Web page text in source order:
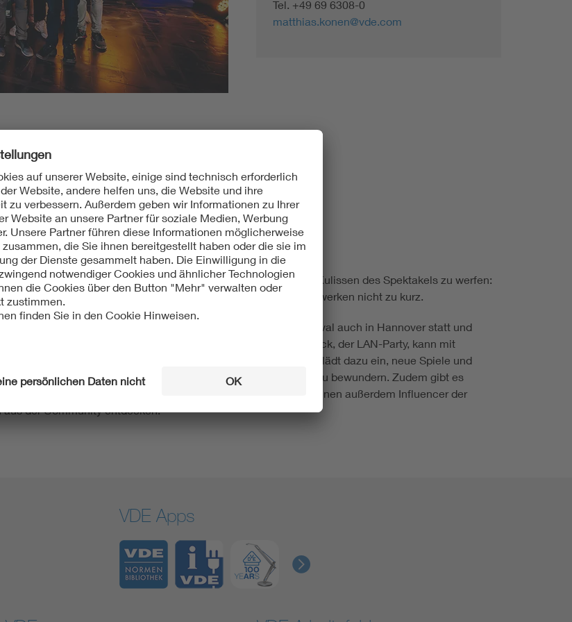
2023
Nachwuchs des VDE nach
Tel. +49 69 6308-0
matthias.konen@vde.com
gute Zeit zu haben und einen Blick hinter die technischen Kulissen des Spektakels zu werfen:
selbst. Wie immer kam der spielerische Spaß und das Netzwerken nicht zu kurz.
Gaming- und Esports-Community. Seit 2022 findet das Festival auch in Hannover statt und
in vollen Zügen auszuleben. Im Herzstück der DreamHack, der LAN-Party, kann mit
LAN-Wettkämpfen teilgenommen werden. Der Festivalbereich lädt dazu ein, neue Spiele und
verfolgen oder beim Cosplay-Contest seine Lieblingshelden zu bewundern. Zudem gibt es
alles, was das Herz eines Gaming-Fans begehrt. Besucher können außerdem Influencer der
der Community entdecken.
VDE Apps